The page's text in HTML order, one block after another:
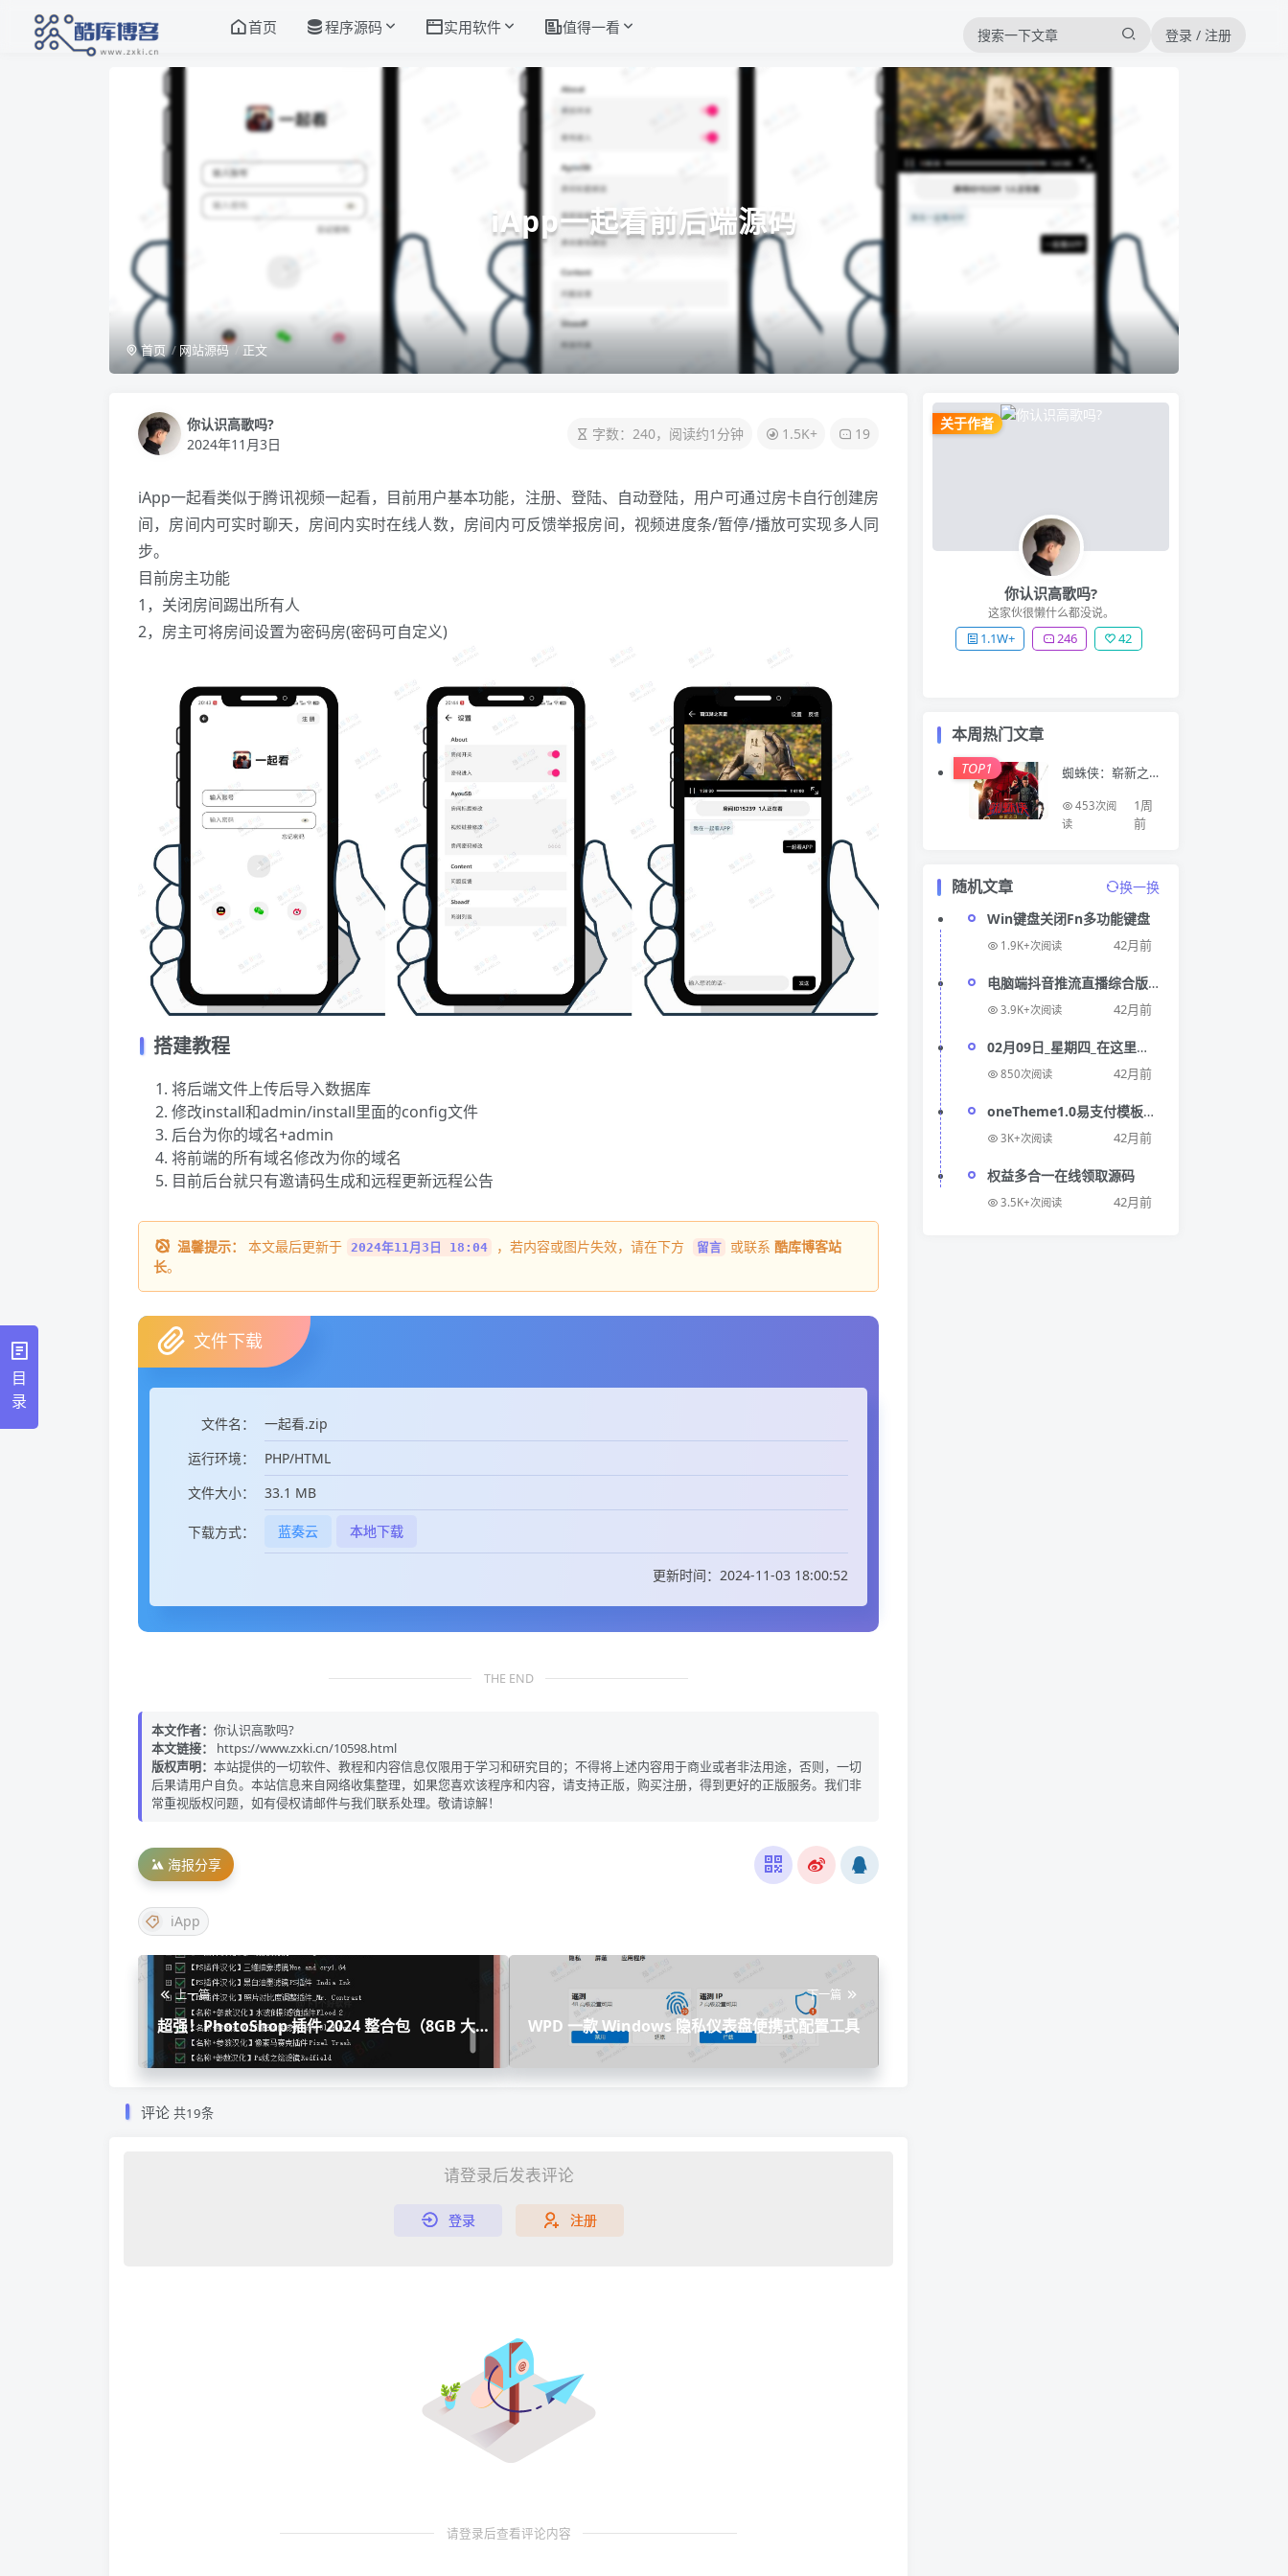
首页 程序源码 实用软件 值得一看 登录 / 注册
iApp一起看前后端源码
首页 网站源码 正文
你认识高歌吗?
2024年11月3日
字数：240，阅读约1分钟 1.5K+ 19
iApp一起看类似于腾讯视频一起看，目前用户基本功能，注册、登陆、自动登陆，用户可通过房卡自行创建房
间，房间内可实时聊天，房间内实时在线人数，房间内可反馈举报房间，视频进度条/暂停/播放可实现多人同
步。
目前房主功能
1，关闭房间踢出所有人
2，房主可将房间设置为密码房(密码可自定义)
搭建教程
将后端文件上传后导入数据库
修改install和admin/install里面的config文件
后台为你的域名+admin
将前端的所有域名修改为你的域名
目前后台就只有邀请码生成和远程更新远程公告
温馨提示： 本文最后更新于 2024年11月3日 18:04 ，若内容或图片失效，请在下方 留言 或联系 酷库博客站
长。
文件下载
文件名：
一起看.zip
运行环境：
PHP/HTML
文件大小：
33.1 MB
下载方式： 蓝奏云 本地下载
更新时间：2024-11-03 18:00:52
THE END
本文作者： 你认识高歌吗?
本文链接：
https://www.zxki.cn/10598.html
版权声明： 本站提供的一切软件、教程和内容信息仅限用于学习和研究目的；不得将上述内容用于商业或者非法用途，否则，一切
后果请用户自负。本站信息来自网络收集整理，如果您喜欢该程序和内容，请支持正版，购买注册，得到更好的正版服务。我们非
常重视版权问题，如有侵权请邮件与我们联系处理。敬请谅解！
海报分享
iApp
上一篇
超强！PhotoShop 插件 2024 整合包（8GB 大
小）
下一篇
WPD 一款 Windows 隐私仪表盘便携式配置工具
评论 共19条
请登录后发表评论
登录 注册
请登录后查看评论内容
关于作者
你认识高歌吗?
这家伙很懒什么都没说。
1.1W+ 246 42
本周热门文章
TOP1
蜘蛛侠：崭新之
rand New Day (2
026)
453次阅
读
1周
前
随机文章
换一换
Win键盘关闭Fn多功能键盘
1.9K+次阅读 42月前
电脑端抖音推流直播综合版
V1.1可直播别人的直播工具
3.9K+次阅读 42月前
02月09日_星期四_在这里每
天60秒读懂世界!
850次阅读 42月前
oneTheme1.0易支付模板源
码 3K+次阅读 42月前
权益多合一在线领取源码
3.5K+次阅读 42月前
目
录